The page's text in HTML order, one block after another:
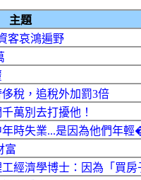
主題
客哀鴻遍野
稅，追稅外加罰3倍
萬別去打擾他！
時失業...是因為他們年
富
經濟學博士：因為「買房